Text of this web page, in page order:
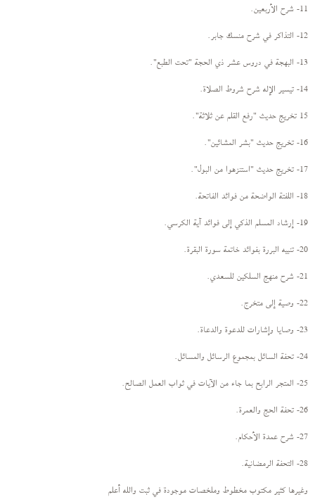
11- شرح الأربعين.
12- التذاكر في شرح منسك جابر.
13- البهجة في دروس عشر ذي الحجة "تحت الطبع".
14- تيسير الإله شرح شروط الصلاة.
15 تخريج حديث "رفع القلم عن ثلاثة".
16- تخريج حديث "بشر المشائين".
17- تخريج حديث "استنزهوا من البول".
18- اللفتة الواضحة من فوائد الفاتحة.
19- إرشاد المسلم الذكي إلى فوائد آية الكرسي.
20- تنبيه البررة بفوائد خاتمة سورة البقرة.
21- شرح منهج السلكين للسعدي.
22- وصية إلى متخرج.
23- وصايا وإشارات للدعوة والدعاة.
24- تحفة السائل بمجموع الرسائل والمسائل.
25- المتجر الرابح بما جاء من الآيات في ثواب العمل الصالح.
26- تحفة الحج والعمرة.
27- شرح عمدة الأحكام.
28- التحفة الرمضانية.
وغيرها كثير مكتوب مخطوط وملخصات موجودة في ثبت والله أعلم